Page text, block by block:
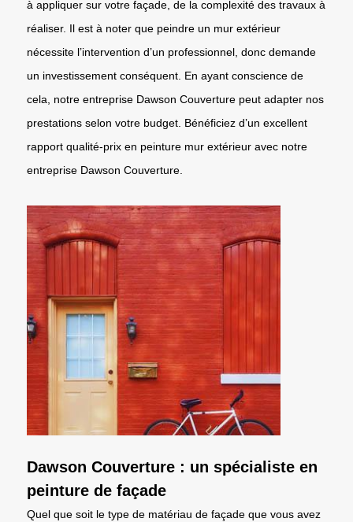
à appliquer sur votre façade, de la complexité des travaux à
réaliser. Il est à noter que peindre un mur extérieur
nécessite l’intervention d’un professionnel, donc demande
un investissement conséquent. En ayant conscience de
cela, notre entreprise Dawson Couverture peut adapter nos
prestations selon votre budget. Bénéficiez d’un excellent
rapport qualité-prix en peinture mur extérieur avec notre
entreprise Dawson Couverture.
Dawson Couverture : un spécialiste en
peinture de façade
Quel que soit le type de matériau de façade que vous avez